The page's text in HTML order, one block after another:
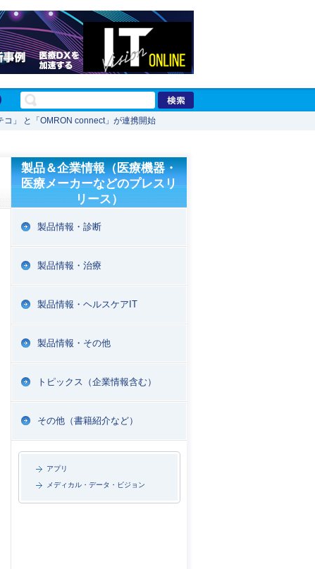
」 と「OMRON connect」が連携開始
製品＆企業情報（医療機器・
医療メーカーなどのプレスリ
リース）
製品情報・診断
製品情報・治療
製品情報・ヘルスケアIT
製品情報・その他
トピックス（企業情報含む）
その他（書籍紹介など）
アプリ
メディカル・データ・ビジョン